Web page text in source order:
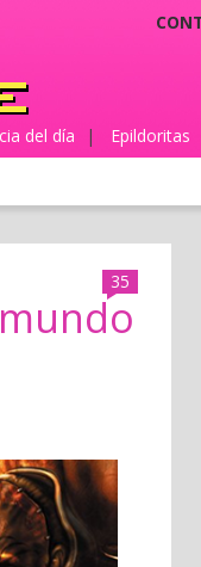
del día | Epildoritas
35